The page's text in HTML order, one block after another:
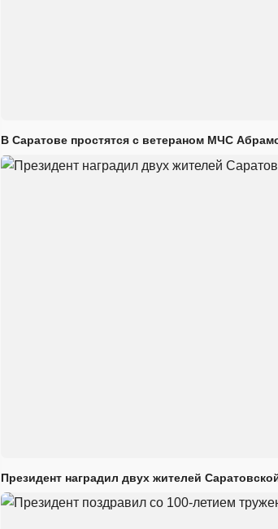
В Саратове простятся с ветераном МЧС
Президент наградил двух жителей